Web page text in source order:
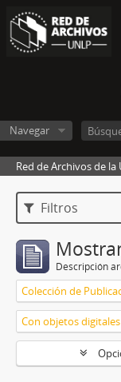
Navegar
Red de Archivos de
Filtros
Descripción
Con objetos digitales